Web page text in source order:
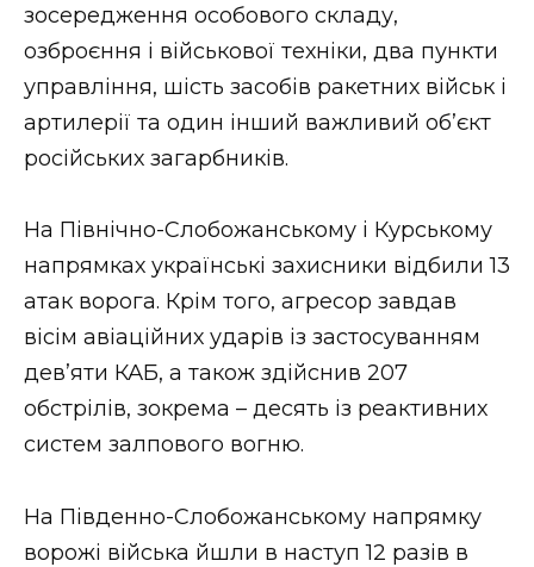
зосередження особового складу,
озброєння і військової техніки, два пункти
управління, шість засобів ракетних військ і
артилерії та один інший важливий об’єкт
російських загарбників.
На Північно-Слобожанському і Курському
напрямках українські захисники відбили 13
атак ворога. Крім того, агресор завдав
вісім авіаційних ударів із застосуванням
дев’яти КАБ, а також здійснив 207
обстрілів, зокрема – десять із реактивних
систем залпового вогню.
На Південно-Слобожанському напрямку
ворожі війська йшли в наступ 12 разів в